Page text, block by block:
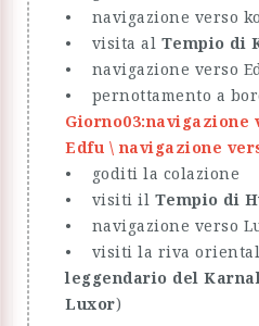
• navigazione verso
• visita al Tempio di
• navigazione verso
• pernottamento a
Giorno03:navigazione
Edfu \ navigazione
• goditi la colazione
• visiti il Tempio di
• navigazione verso
• visiti la riva
leggendario del
Luxor)